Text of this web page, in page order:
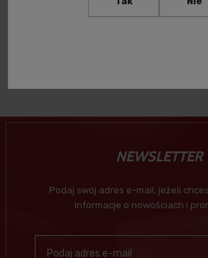
NEWSLETTER
Podaj swój adres e-mail, jeżeli
informacje o nowościach i